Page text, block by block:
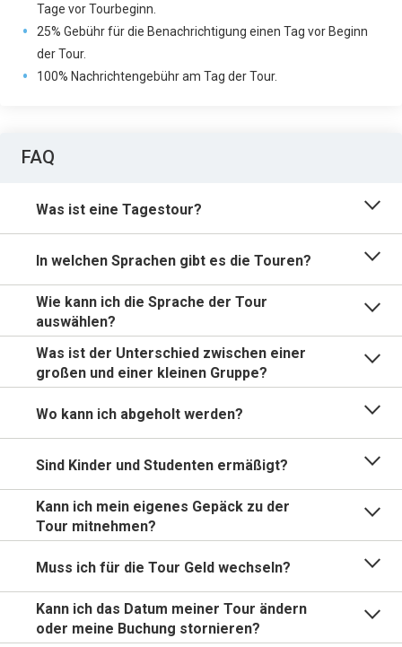
Tage vor Tourbeginn.
25% Gebühr für die Benachrichtigung einen Tag vor Beginn
der Tour.
100% Nachrichtengebühr am Tag der Tour.
FAQ
Was ist eine Tagestour?
In welchen Sprachen gibt es die Touren?
Wie kann ich die Sprache der Tour
auswählen?
Was ist der Unterschied zwischen einer
großen und einer kleinen Gruppe?
Wo kann ich abgeholt werden?
Sind Kinder und Studenten ermäßigt?
Kann ich mein eigenes Gepäck zu der
Tour mitnehmen?
Muss ich für die Tour Geld wechseln?
Kann ich das Datum meiner Tour ändern
oder meine Buchung stornieren?